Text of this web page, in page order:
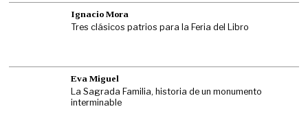
Ignacio Mora
Tres clásicos patrios para la Feria del Libro
Eva Miguel
La Sagrada Familia, historia de un monumento
interminable